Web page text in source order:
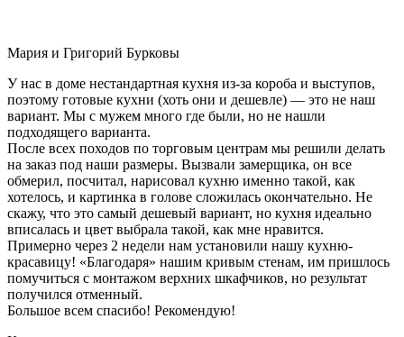
Мария и Григорий Бурковы
У нас в доме нестандартная кухня из-за короба и выступов,
поэтому готовые кухни (хоть они и дешевле) — это не наш
вариант. Мы с мужем много где были, но не нашли
подходящего варианта.
После всех походов по торговым центрам мы решили делать
на заказ под наши размеры. Вызвали замерщика, он все
обмерил, посчитал, нарисовал кухню именно такой, как
хотелось, и картинка в голове сложилась окончательно. Не
скажу, что это самый дешевый вариант, но кухня идеально
вписалась и цвет выбрала такой, как мне нравится.
Примерно через 2 недели нам установили нашу кухню-
красавицу! «Благодаря» нашим кривым стенам, им пришлось
помучиться с монтажом верхних шкафчиков, но результат
получился отменный.
Большое всем спасибо! Рекомендую!